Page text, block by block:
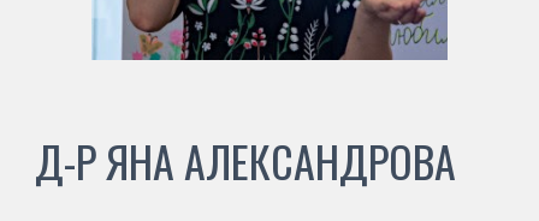
Д-Р ЯНА АЛЕКСАНДРОВА